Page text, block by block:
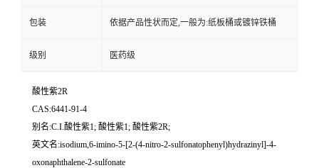
包装 依据产品性状而定,一般为:纸板桶或镀锌铁桶
级别 医药级
酸性紫2R
CAS:6441-91-4
别名:C.I.酸性紫1; 酸性紫1; 酸性紫2R;
英文名:isodium,6-imino-5-[2-(4-nitro-2-sulfonatophenyl)hydrazinyl]-4-
oxonaphthalene-2-sulfonate